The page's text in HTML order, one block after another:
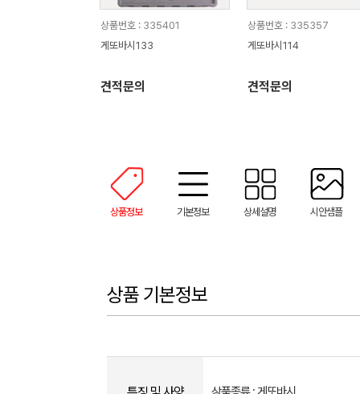
상품번호 : 335401
게또바시133
견적문의
상품번호 : 335357
게또바시114
견적문의
상품정보 기본정보 상세설명 시안샘플
상품 기본정보